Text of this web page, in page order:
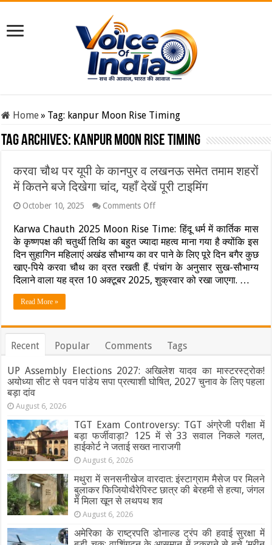
Home» Tag: kanpur Moon Rise Timing
Tag Archives: kanpur Moon Rise Timing
करवा चौथ पर यूपी के कानपुर व लखनऊ समेत तमाम शहरों
में कितने बजे दिखेगा चांद, यहाँ देखें पूरी टाइमिंग
October 10, 2025 Comments Offon
चौथ
पर
यूपी
के
कानपुर
व
लखनऊ
में
चांद,
यहाँ
Karwa Chauth 2025 Moon Rise Time: हिंदू धर्म में कार्तिक मास
के कृष्णपक्ष की चतुर्थी तिथि का बहुत ज्यादा महत्व माना गया है क्योंकि इस
दिन सुहागिन महिलाएं अखंड सौभाग्य का वर पाने के लिए पूरे दिन बगैर कुछ
खाए-पिये करवा चौथ का व्रत रखती हैं. पंचांग के अनुसार सुख-सौभाग्य
दिलाने वाला यह व्रत 10 अक्टूबर 2025, शुक्रवार को रखा जाएगा. …
Read More »
Recent Popular Comments Tags
UP Assembly Elections 2027: अखिलेश यादव का मास्टरस्ट्रोक!
अयोध्या सीट से पवन पांडेय सपा प्रत्याशी घोषित, 2027 चुनाव के लिए पहला
बड़ा दांव
August 6, 2026
TGT Exam Controversy: TGT अंग्रेजी परीक्षा में
बड़ा फर्जीवाड़ा? 125 में से 33 सवाल निकले गलत,
हाईकोर्ट ने जताई सख्त नाराजगी
August 6, 2026
मथुरा में सनसनीखेज वारदात: इंस्टाग्राम मैसेज पर मिलने
बुलाकर फिजियोथैरेपिस्ट छात्र की बेरहमी से हत्या, जंगल
में मिला खून से लथपथ शव
August 6, 2026
अमेरिका के राष्ट्रपति डोनाल्ड ट्रंप की हवाई सुरक्षा में